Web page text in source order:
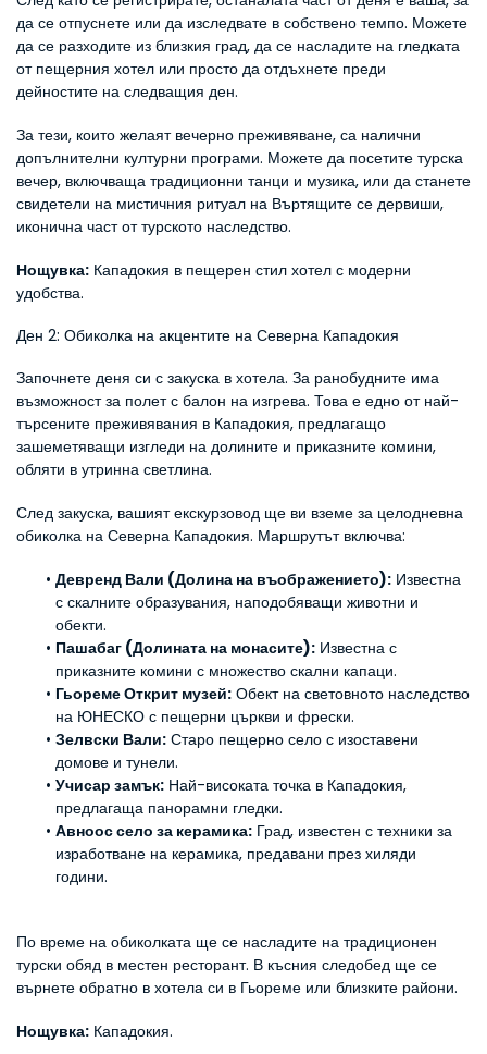
да се отпуснете или да изследвате в собствено темпо. Можете
да се разходите из близкия град, да се насладите на гледката
от пещерния хотел или просто да отдъхнете преди
дейностите на следващия ден.
За тези, които желаят вечерно преживяване, са налични
допълнителни културни програми. Можете да посетите турска
вечер, включваща традиционни танци и музика, или да станете
свидетели на мистичния ритуал на Въртящите се дервиши,
иконична част от турското наследство.
Нощувка: Кападокия в пещерен стил хотел с модерни
удобства.
Ден 2: Обиколка на акцентите на Северна Кападокия
Започнете деня си с закуска в хотела. За ранобудните има
възможност за полет с балон на изгрева. Това е едно от най-
търсените преживявания в Кападокия, предлагащо
зашеметяващи изгледи на долините и приказните комини,
обляти в утринна светлина.
След закуска, вашият екскурзовод ще ви вземе за целодневна
обиколка на Северна Кападокия. Маршрутът включва:
Девренд Вали (Долина на въображението): Известна
с скалните образувания, наподобяващи животни и
обекти.
Пашабаг (Долината на монасите): Известна с
приказните комини с множество скални капаци.
Гьореме Открит музей: Обект на световното наследство
на ЮНЕСКО с пещерни църкви и фрески.
Зелвски Вали: Старо пещерно село с изоставени
домове и тунели.
Учисар замък: Най-високата точка в Кападокия,
предлагаща панорамни гледки.
Авноос село за керамика: Град, известен с техники за
изработване на керамика, предавани през хиляди
години.
По време на обиколката ще се насладите на традиционен
турски обяд в местен ресторант. В късния следобед ще се
върнете обратно в хотела си в Гьореме или близките райони.
Нощувка: Кападокия.